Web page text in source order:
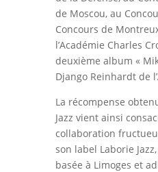
de Moscou, au
Concours de
l’Académie Charles
deuxième album «
Django Reinhardt de
La récompense
Jazz vient ainsi
collaboration
son label Laborie
basée à Limoges et